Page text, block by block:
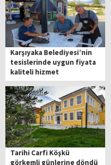
Karşıyaka Belediyesi’nin
tesislerinde uygun fiyata
kaliteli hizmet
Tarihi Carfi Köşkü
görkemli günlerine döndü